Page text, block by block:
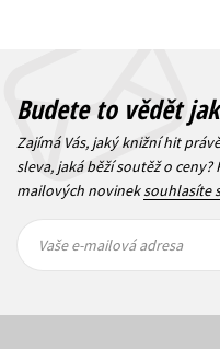
Budete to vědět
Zajímá Vás, jaký knižní hit
sleva, jaká běží soutěž o
mailových novineksouhlasíte
mailová
mailová
Vaše e-mailová adresa